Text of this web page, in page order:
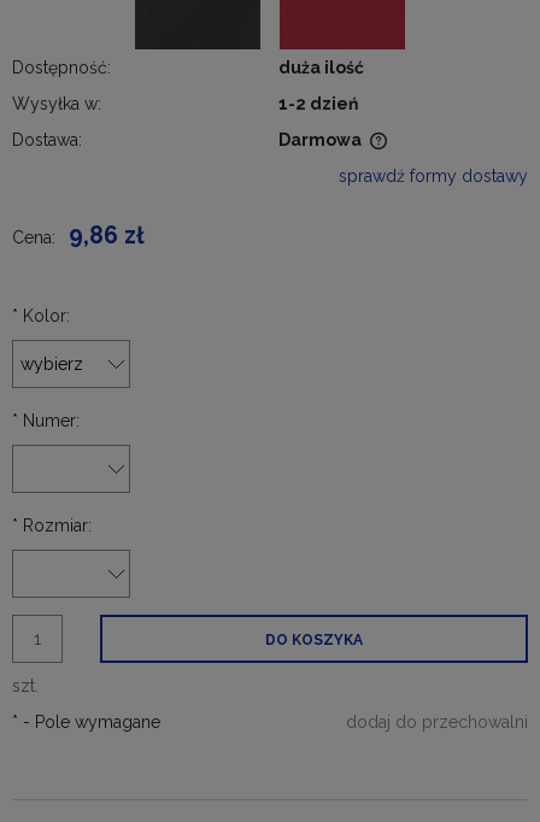
Dostępność:
duża ilość
Wysyłka w:
1-2 dzień
Dostawa:
Darmowa
sprawdź formy dostawy
Cena: 9,86 zł
* Kolor:
* Numer:
* Rozmiar:
szt.
DO KOSZYKA
dodaj do przechowalni
* - Pole wymagane